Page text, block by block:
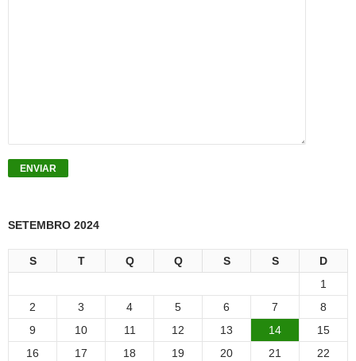
SETEMBRO 2024
S T Q Q S S
D
1
2
3 4 5 6 7
8
9
10 11 12 13 14
15
16
17 18 19 20 21 22